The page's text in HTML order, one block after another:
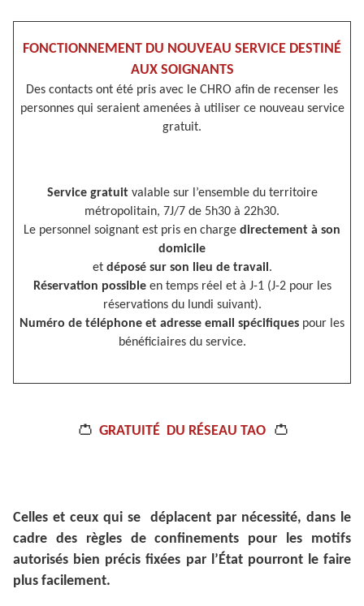
FONCTIONNEMENT DU NOUVEAU SERVICE DESTINÉ
AUX SOIGNANTS
Des contacts ont été pris avec le CHRO afin de recenser les
personnes qui seraient amenées à utiliser ce nouveau service
gratuit.
Service gratuit valable sur l’ensemble du territoire
métropolitain, 7J/7 de 5h30 à 22h30.
Le personnel soignant est pris en charge directement à son
domicile
et déposé sur son lieu de travail .
Réservation possibleen temps réel et à J-1 (J-2 pour les
réservations du lundi suivant).
Numéro de téléphone et adresse email spécifiques pour les
bénéficiaires du service.
👛 GRATUITÉ DU RÉSEAU TAO 👛
Celles et ceux qui se déplacent par nécessité, dans le
cadre des règles de confinements pour les motifs
autorisés bien précis fixées par l’État pourront le faire
plus facilement.